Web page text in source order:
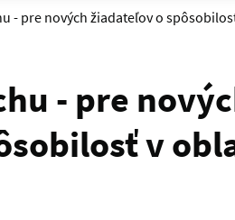
- pre nových žiadateľov o
- pre
v